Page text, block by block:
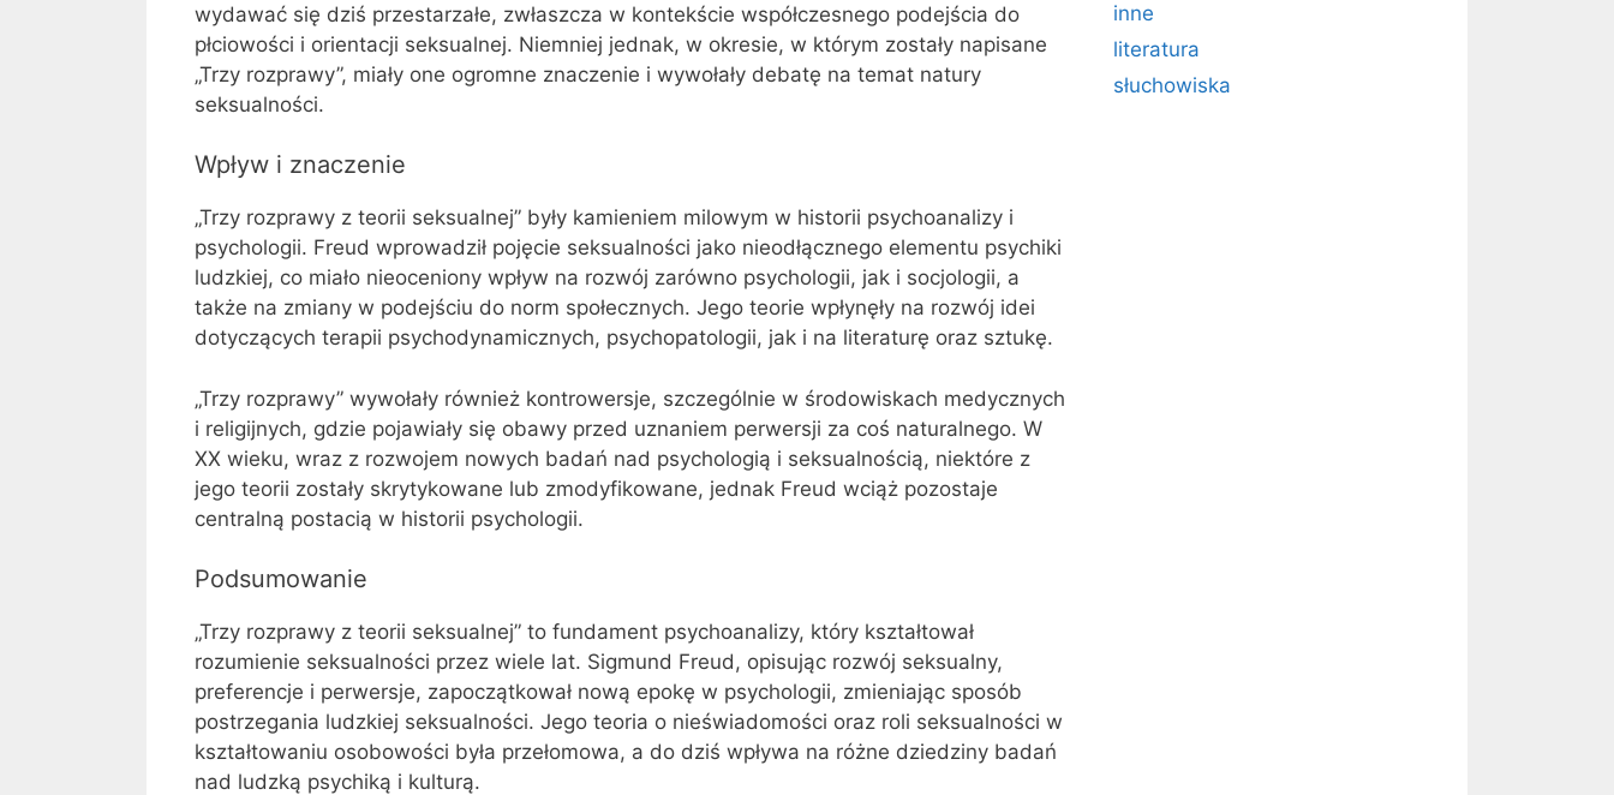
wydawać się dziś przestarzałe, zwłaszcza w kontekście współczesnego podejścia do
płciowości i orientacji seksualnej. Niemniej jednak, w okresie, w którym zostały napisane
„Trzy rozprawy”, miały one ogromne znaczenie i wywołały debatę na temat natury
seksualności.
Wpływ i znaczenie
„Trzy rozprawy z teorii seksualnej” były kamieniem milowym w historii psychoanalizy i
psychologii. Freud wprowadził pojęcie seksualności jako nieodłącznego elementu psychiki
ludzkiej, co miało nieoceniony wpływ na rozwój zarówno psychologii, jak i socjologii, a
także na zmiany w podejściu do norm społecznych. Jego teorie wpłynęły na rozwój idei
dotyczących terapii psychodynamicznych, psychopatologii, jak i na literaturę oraz sztukę.
„Trzy rozprawy” wywołały również kontrowersje, szczególnie w środowiskach medycznych
i religijnych, gdzie pojawiały się obawy przed uznaniem perwersji za coś naturalnego. W
XX wieku, wraz z rozwojem nowych badań nad psychologią i seksualnością, niektóre z
jego teorii zostały skrytykowane lub zmodyfikowane, jednak Freud wciąż pozostaje
centralną postacią w historii psychologii.
Podsumowanie
„Trzy rozprawy z teorii seksualnej” to fundament psychoanalizy, który kształtował
rozumienie seksualności przez wiele lat. Sigmund Freud, opisując rozwój seksualny,
preferencje i perwersje, zapoczątkował nową epokę w psychologii, zmieniając sposób
postrzegania ludzkiej seksualności. Jego teoria o nieświadomości oraz roli seksualności w
kształtowaniu osobowości była przełomowa, a do dziś wpływa na różne dziedziny badań
nad ludzką psychiką i kulturą.
inne
literatura
słuchowiska